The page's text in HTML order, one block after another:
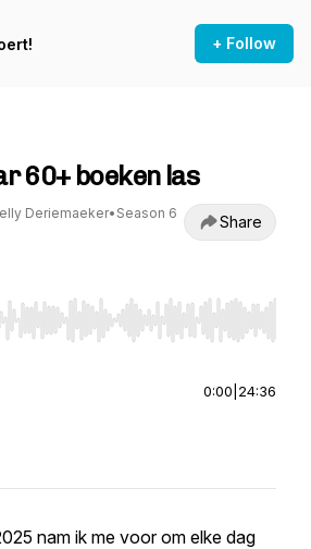
+ Follow
60+ boeken las
Deriemaeker• Season 6
Share
Right to seek, Home/End to jump to
0:00 24:36
nam ik me voor om elke dag